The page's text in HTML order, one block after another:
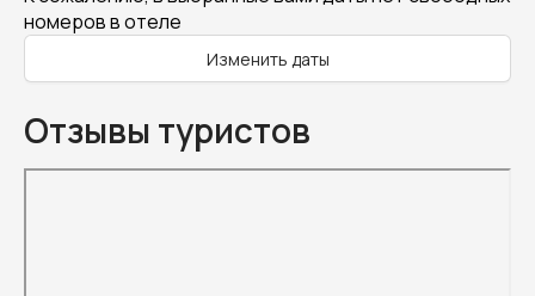
номеров в отеле
Изменить даты
Отзывы туристов